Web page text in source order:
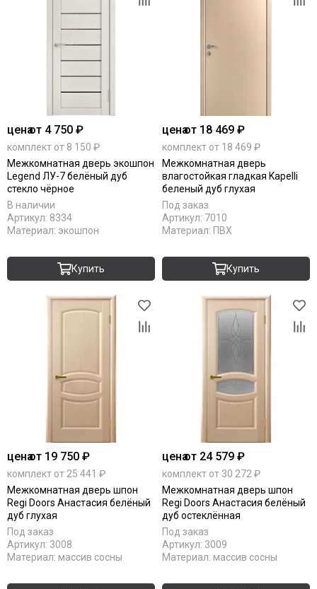
ценаот 4 750 ₽
комплект от 8 150 ₽
Межкомнатная дверь экошпон
Legend ЛУ-7 белёный дуб
стекло чёрное
В наличии
Артикул: 8334
Материал: экошпон
Купить
ценаот 18 469 ₽
комплект от 18 469 ₽
Межкомнатная дверь
влагостойкая гладкая Kapelli
беленый дуб глухая
Под заказ
Артикул: 7010
Материал: ПВХ
Купить
ценаот 19 750 ₽
комплект от 25 441 ₽
Межкомнатная дверь шпон
Regi Doors Анастасия белёный
дуб глухая
Под заказ
Артикул: 3008
Материал: массив сосны
ценаот 24 579 ₽
комплект от 30 272 ₽
Межкомнатная дверь шпон
Regi Doors Анастасия белёный
дуб остеклённая
Под заказ
Артикул: 3009
Материал: массив сосны